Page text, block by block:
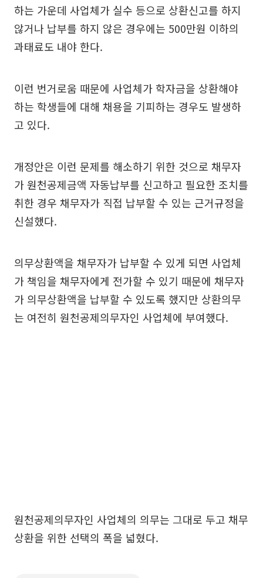
하는 가운데 사업체가 실수 등으로 상환신고를 하지
않거나 납부를 하지 않은 경우에는 500만원 이하의
과태료도 내야 한다.
이런 번거로움 때문에 사업체가 학자금을 상환해야
하는 학생들에 대해 채용을 기피하는 경우도 발생하
고 있다.
개정안은 이런 문제를 해소하기 위한 것으로 채무자
가 원천공제금액 자동납부를 신고하고 필요한 조치를
취한 경우 채무자가 직접 납부할 수 있는 근거규정을
신설했다.
의무상환액을 채무자가 납부할 수 있게 되면 사업체
가 책임을 채무자에게 전가할 수 있기 때문에 채무자
가 의무상환액을 납부할 수 있도록 했지만 상환의무
는 여전히 원천공제의무자인 사업체에 부여했다.
원천공제의무자인 사업체의 의무는 그대로 두고 채무
상환을 위한 선택의 폭을 넓혔다.